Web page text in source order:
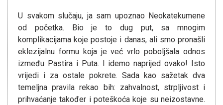
U svakom slučaju, ja sam upoznao Neokatekumene
od početka. Bio je to dug put, sa mnogim
komplikacijama koje postoje i danas, ali smo pronašli
eklezijalnu formu koja je već vrlo poboljšala odnos
između Pastira i Puta. I idemo naprijed ovako! Isto
vrijedi i za ostale pokrete. Sada kao sažetak dva
temeljna pravila rekao bih: zahvalnost, strpljivost i
prihvaćanje također i poteškoća koje su neizostavne.